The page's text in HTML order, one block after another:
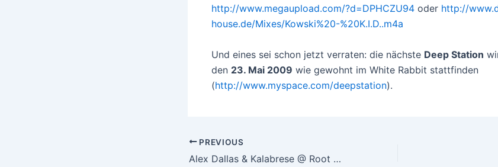
http://www.megaupload.com/?d=DPHCZU94 oder http://
house.de/Mixes/Kowski%20-%20K.I.D..m4a
Und eines sei schon jetzt verraten: die nächste Deep Station
den 23. Mai 2009 wie gewohnt im White Rabbit stattfinden
(http://www.myspace.com/deepstation).
Post
navigation
PREVIOUS
Alex Dallas & Kalabrese @ Root Down, Waldsee / Freiburg, Sa. 28. 03. 2009